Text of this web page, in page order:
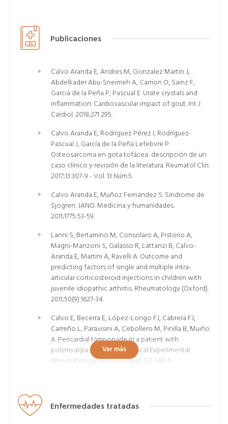
Publicaciones
Calvo Aranda E, Andres M, Gonzalez Martin J,
Abdelkader Abu-Sneimeh A, Carrion O, Sainz F,
Garcia de la Peña P, Pascual E. Urate crystals and
inflammation. Cardiovascular impact of gout. Int J
Cardiol. 2018;271:295.
Calvo Aranda E, Rodríguez Pérez I, Rodríguez-
Pascual J, García de la Peña Lefebvre P.
Osteosarcoma en gota tofácea: descripción de un
caso clínico y revisión de la literatura. Reumatol Clin.
2017;13:307-9 - Vol. 13 Núm.5.
Calvo Aranda E, Muñoz Fernández S. Síndrome de
Sjögren. JANO. Medicina y humanidades.
2011;1775:53-59.
Lanni S, Bertamino M, Consolaro A, Pistorio A,
Magni-Manzoni S, Galasso R, Lattanzi B, Calvo-
Aranda E, Martini A, Ravelli A. Outcome and
predicting factors of single and multiple intra-
articular corticosteroid injections in children with
juvenile idiopathic arthritis. Rheumatology (Oxford).
2011;50(9):1627-34.
Calvo E, Becerra E, López-Longo FJ, Cabrera FJ,
Carreño L, Paravisini A, Cebollero M, Pinilla B, Muiño
A. Pericardial tamponade in a patient with
polymyalgia rheumatica. Clinical Experimental
Rheumatology 2009;27(Suppl. 52):S83-5.
Evaluation in Gouty Patients with Persistent Clinical
Activity Despite Uricaemia within the Objective
Ver más
Enfermedades tratadas